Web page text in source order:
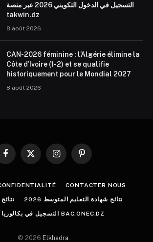
التسجيل في الدخول التكويني 2026 عبر منصة
takwin.dz
8 août 2026
CAN-2026 féminine : l’Algérie élimine la
Côte d’Ivoire (1-2) et se qualifie
historiquement pour le Mondial 2027
8 août 2026
Facebook
X
InstagramPinterest
CONTACTER NOUS
نتائج نتائج شهادة التعليم المتوسط 2026
التسجيل في بكالوريا 2026 BAC.ONEC.DZ
© 2026 Elkhadra